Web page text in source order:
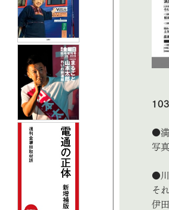
●満
写
●川
そ
伊